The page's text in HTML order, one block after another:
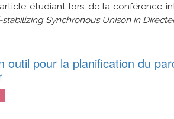
étudiant lors de la conférence
stabilizing Synchronous Unison in
étudiant
outil pour la planification du